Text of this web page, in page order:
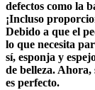
defectos como la
¡Incluso
Debido a que el
lo que necesita
sí, esponja y
de belleza.
es perfecto.